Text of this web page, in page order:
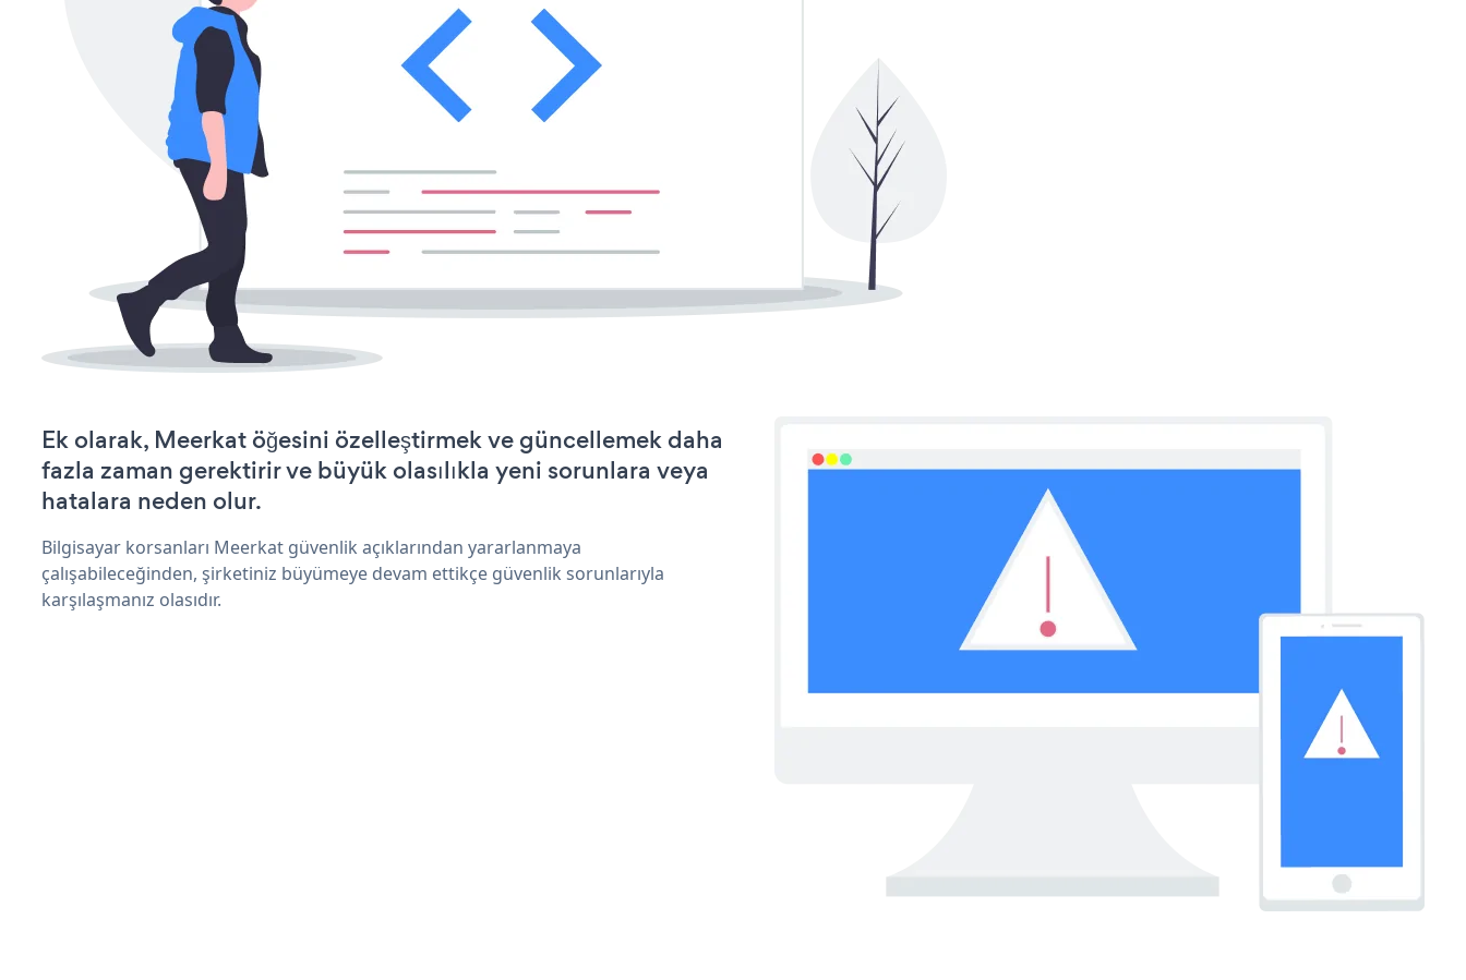
Ek olarak, Meerkat öğesini özelleştirmek ve güncellemek daha
fazla zaman gerektirir ve büyük olasılıkla yeni sorunlara veya
hatalara neden olur.
Bilgisayar korsanları Meerkat güvenlik açıklarından yararlanmaya
çalışabileceğinden, şirketiniz büyümeye devam ettikçe güvenlik sorunlarıyla
karşılaşmanız olasıdır.